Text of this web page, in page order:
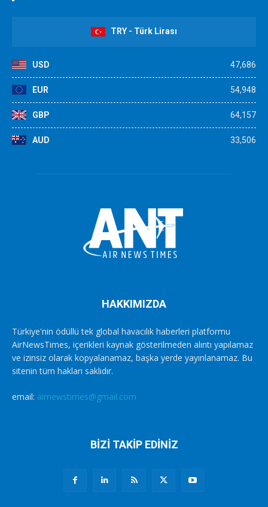
TRY - Türk Lirası
USD 47,686
EUR 54,948
GBP 64,157
AUD 33,506
HAKKIMIZDA
Türkiye'nin ödüllü tek global havacılık haberleri platformu
AirNewsTimes, içerikleri kaynak gösterilmeden alıntı yapılamaz
ve izinsiz olarak kopyalanamaz, başka yerde yayınlanamaz. Bu
sitenin tüm hakları saklıdır.
email: airnewstimes@gmail.com
BİZİ TAKİP EDİNİZ